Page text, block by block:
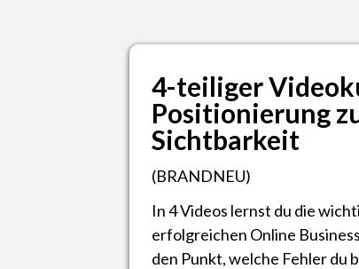
4-teiliger
Positionierung
Sichtbarkeit
(BRANDNEU)
In 4 Videos lernst du die
erfolgreichen Online
den Punkt, welche Fehler du